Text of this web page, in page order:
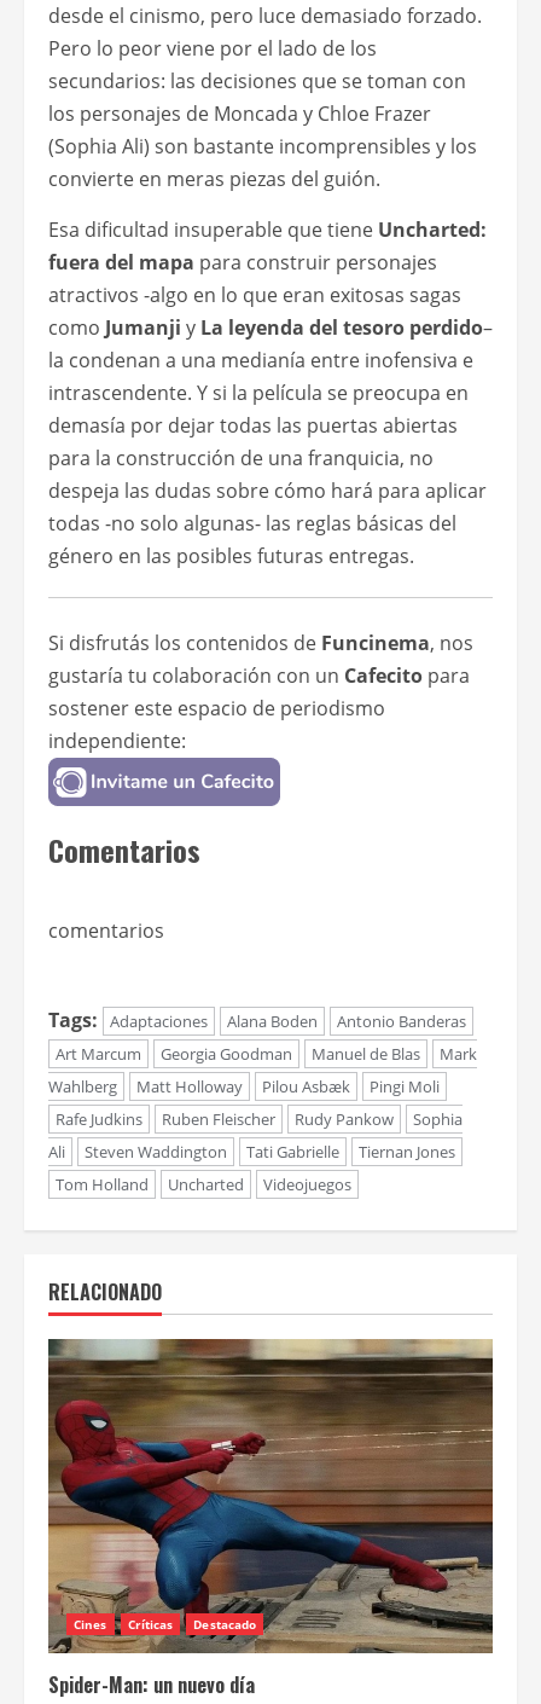
desde el cinismo, pero luce demasiado forzado.
Pero lo peor viene por el lado de los
secundarios: las decisiones que se toman con
los personajes de Moncada y Chloe Frazer
(Sophia Ali) son bastante incomprensibles y los
convierte en meras piezas del guión.
Esa dificultad insuperable que tiene Uncharted:
fuera del mapa para construir personajes
atractivos -algo en lo que eran exitosas sagas
como Jumanji y La leyenda del tesoro perdido–
la condenan a una medianía entre inofensiva e
intrascendente. Y si la película se preocupa en
demasía por dejar todas las puertas abiertas
para la construcción de una franquicia, no
despeja las dudas sobre cómo hará para aplicar
todas -no solo algunas- las reglas básicas del
género en las posibles futuras entregas.
Si disfrutás los contenidos de Funcinema, nos
gustaría tu colaboración con un Cafecito para
sostener este espacio de periodismo
independiente:
Comentarios
comentarios
Tags: Adaptaciones Alana Boden
Antonio Banderas
Art Marcum
Georgia Goodman Manuel de Blas
Mark
Wahlberg
Matt Holloway Pilou Asbæk
Pingi Moli
Rafe Judkins
Ruben Fleischer Rudy Pankow
Sophia
Ali
Steven Waddington Tati Gabrielle
Tiernan Jones
Tom Holland
Uncharted Videojuegos
RELACIONADO
Cines Críticas Destacado
Spider-Man: un nuevo día